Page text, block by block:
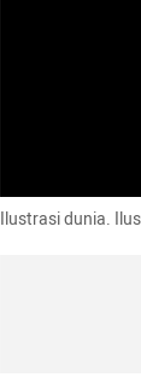
Ilustrasi dunia.